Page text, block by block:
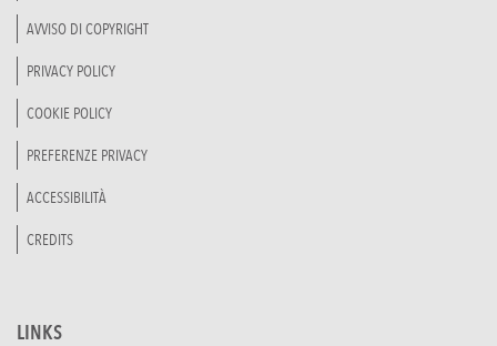
AVVISO DI COPYRIGHT
PRIVACY POLICY
COOKIE POLICY
PREFERENZE PRIVACY
ACCESSIBILITÀ
CREDITS
LINKS